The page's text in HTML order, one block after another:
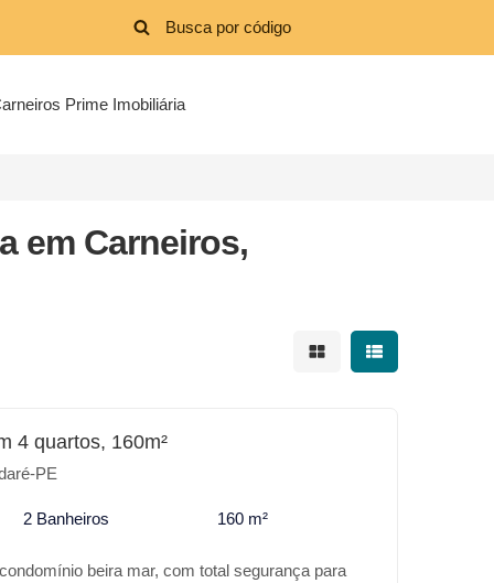
Prime Imobiliária
em Carneiros,
Mostrar resultados em
Mostrar
4 quartos, 160m²
PE
2 Banheiros 160 m²
beira mar, com total segurança para